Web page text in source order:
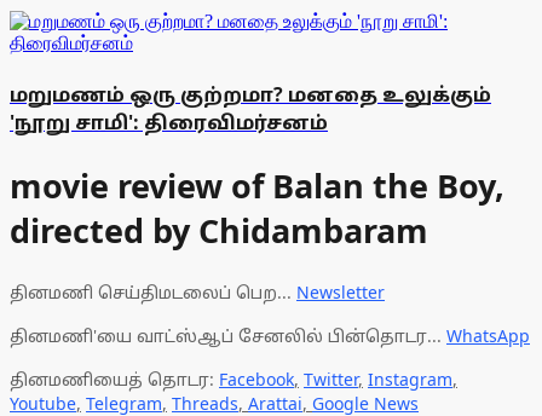
மறுமணம் ஒரு குற்றமா? மனதை உலுக்கும்
'நூறு சாமி': திரைவிமர்சனம்
movie review of Balan the Boy,
directed by Chidambaram
தினமணி செய்திமடலைப் பெற... Newsletter
தினமணி'யை வாட்ஸ்ஆப் சேனலில் பின்தொடர... WhatsApp
தினமணியைத் தொடர: Facebook, Twitter, Instagram,
Youtube, Telegram, Threads, Arattai, Google News